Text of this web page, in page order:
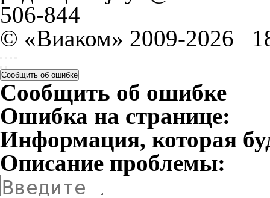
506-844
© «Виаком» 2009-2026
Сообщить об ошибке
Сообщить об ошибке
Ошибка на странице:
Информация, которая
Описание проблемы: